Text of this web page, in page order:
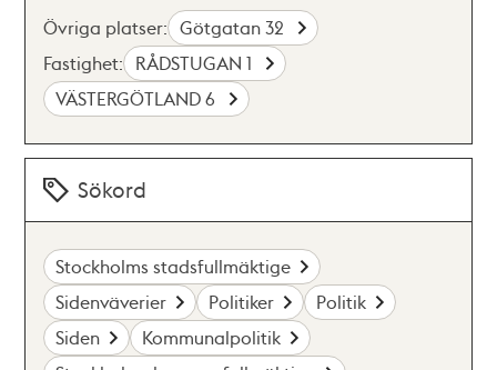
Övriga platser: Götgatan 32
Fastighet: RÅDSTUGAN 1
VÄSTERGÖTLAND 6
Sökord
Stockholms stadsfullmäktige
Sidenväverier
Politiker
Politik
Siden
Kommunalpolitik